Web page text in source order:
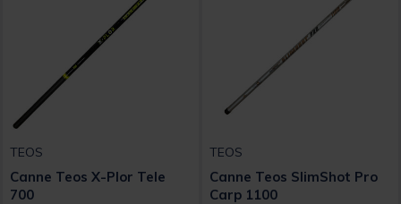
TEOS
Canne Teos X-Plor Tele
700
TEOS
Canne Teos SlimShot Pro
Carp 1100